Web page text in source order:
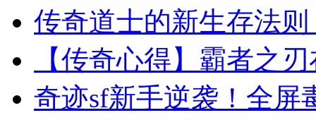
传奇道士的新生存法
【传奇心得】霸者之
奇迹sf新手逆袭！全屏